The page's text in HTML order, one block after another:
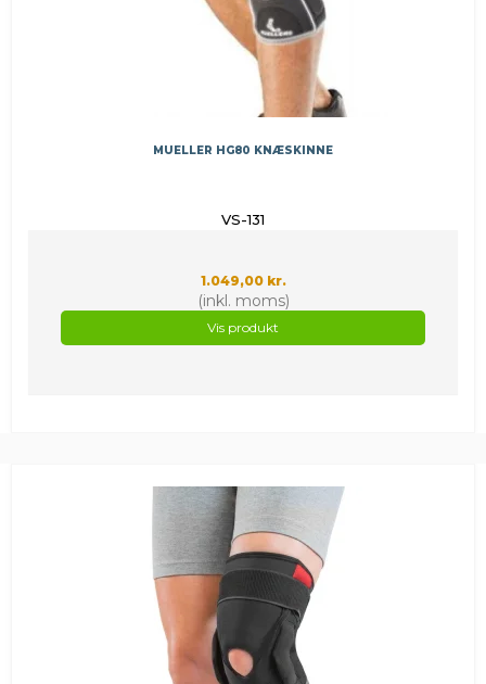
MUELLER HG80 KNÆSKINNE
VS-131
1.049,00 kr.
(inkl. moms)
Vis produkt